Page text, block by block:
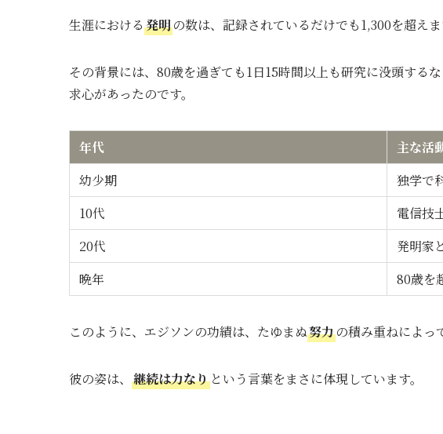
生涯における 発明の数は、記録されているだけでも1,300を超えま
その背景には、80歳を過ぎても1日15時間以上も研究に没頭する
求心があったのです。
年代
主な活
幼少期
独学で
10代
電信技
20代
発明家
晩年
80歳を
このように、エジソンの功績は、たゆまぬ努力の積み重ねによっ
彼の姿は、 継続は力なり という言葉をまさに体現しています。